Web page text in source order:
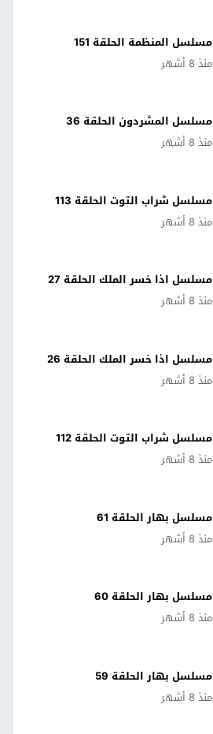
مسلسل المنظمة الحلقة 151
منذ 8 أشهر
مسلسل المشردون الحلقة 36
منذ 8 أشهر
مسلسل شراب التوت الحلقة 113
منذ 8 أشهر
مسلسل اذا خسر الملك الحلقة 27
منذ 8 أشهر
مسلسل اذا خسر الملك الحلقة 26
منذ 8 أشهر
مسلسل شراب التوت الحلقة 112
منذ 8 أشهر
مسلسل بهار الحلقة 61
منذ 8 أشهر
مسلسل بهار الحلقة 60
منذ 8 أشهر
مسلسل بهار الحلقة 59
منذ 8 أشهر